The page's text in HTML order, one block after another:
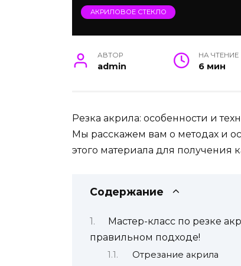
АКРИЛОВОЕ СТЕКЛО
АВТОР
admin
НА ЧТЕНИЕ
6 мин
Резка акрила: особенности и
Мы расскажем вам о методах и
этого материала для получения
Содержание
Мастер-класс по резке
правильном подходе!
Отрезание акрила